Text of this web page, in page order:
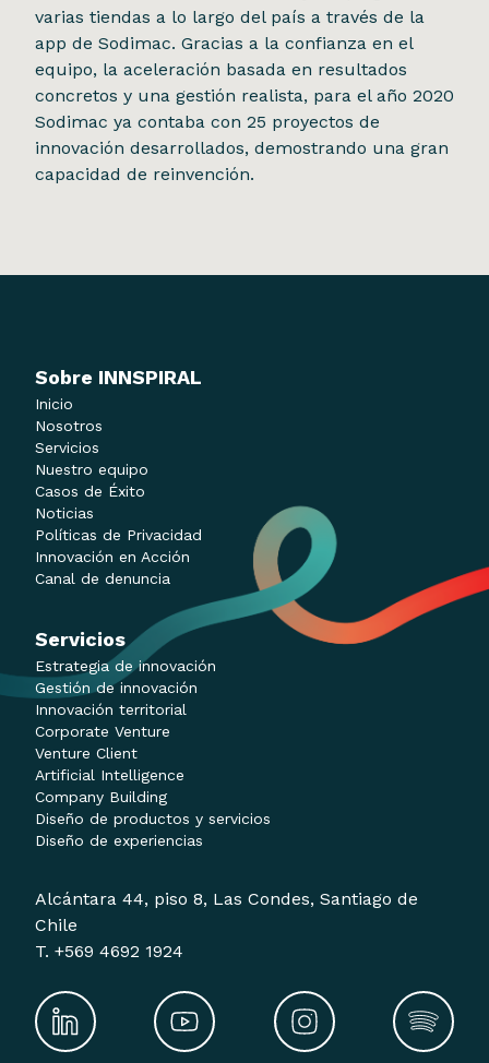
varias tiendas a lo largo del país a través de la
app de Sodimac. Gracias a la confianza en el
equipo, la aceleración basada en resultados
concretos y una gestión realista, para el año 2020
Sodimac ya contaba con 25 proyectos de
innovación desarrollados, demostrando una gran
capacidad de reinvención.
Sobre INNSPIRAL
Inicio
Nosotros
Servicios
Nuestro equipo
Casos de Éxito
Noticias
Políticas de Privacidad
Innovación en Acción
Canal de denuncia
Servicios
Estrategia de innovación
Gestión de innovación
Innovación territorial
Corporate Venture
Venture Client
Artificial Intelligence
Company Building
Diseño de productos y servicios
Diseño de experiencias
Alcántara 44, piso 8, Las Condes, Santiago de
Chile
T. +569 4692 1924